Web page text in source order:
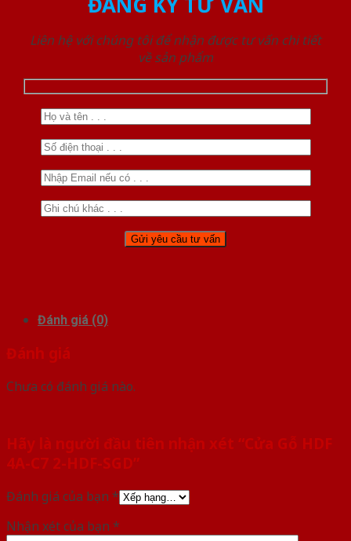
Liên hệ với chúng tôi để nhận được tư vấn chi tiết
về sản phẩm
Đánh giá (0)
Đánh giá
Chưa có đánh giá nào.
Hãy là người đầu tiên nhận xét “Cửa Gỗ HDF
4A-C7 2-HDF-SGD”
Đánh giá của bạn *
Nhận xét của bạn *